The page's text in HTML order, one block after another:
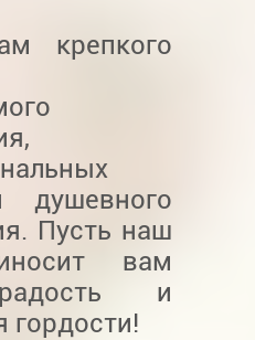
крепкого
душевного
Пусть наш
вам
и
гордости!